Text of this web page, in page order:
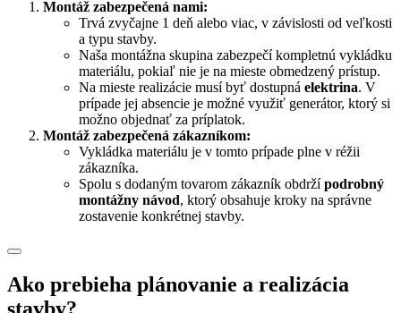
Montáž zabezpečená nami:
Trvá zvyčajne 1 deň alebo viac, v závislosti od veľkosti
a typu stavby.
Naša montážna skupina zabezpečí kompletnú vykládku
materiálu, pokiaľ nie je na mieste obmedzený prístup.
Na mieste realizácie musí byť dostupná elektrina. V
prípade jej absencie je možné využiť generátor, ktorý si
možno objednať za príplatok.
Montáž zabezpečená zákazníkom:
Vykládka materiálu je v tomto prípade plne v réžii
zákazníka.
Spolu s dodaným tovarom zákazník obdrží podrobný
montážny návod, ktorý obsahuje kroky na správne
zostavenie konkrétnej stavby.
Ako prebieha plánovanie a realizácia